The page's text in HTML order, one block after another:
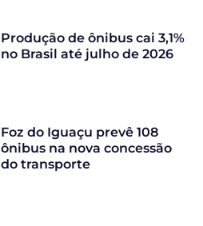
Produção de ônibus cai 3,1%
no Brasil até julho de 2026
Foz do Iguaçu prevê 108
ônibus na nova concessão
do transporte